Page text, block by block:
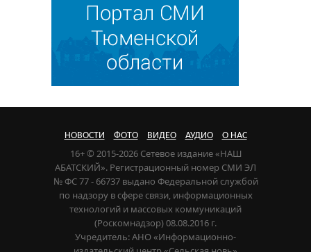
НОВОСТИ ФОТО ВИДЕО АУДИО О НАС
16+ © 2015-2026 Сетевое издание «НАШ
АБАТСКИЙ». Регистрационный номер СМИ ЭЛ
№ ФС 77 - 66737 выдано Федеральной службой
по надзору в сфере связи, информационных
технологий и массовых коммуникаций
(Роскомнадзор) 08.08.2016 г.
Учредитель: АНО «Информационно-